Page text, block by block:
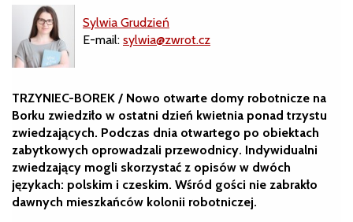
Sylwia Grudzień
E-mail: sylwia@zwrot.cz
TRZYNIEC-BOREK / Nowo otwarte domy robotnicze na
Borku zwiedziło w ostatni dzień kwietnia ponad trzystu
zwiedzających. Podczas dnia otwartego po obiektach
zabytkowych oprowadzali przewodnicy. Indywidualni
zwiedzający mogli skorzystać z opisów w dwóch
językach: polskim i czeskim. Wśród gości nie zabrakło
dawnych mieszkańców kolonii robotniczej.